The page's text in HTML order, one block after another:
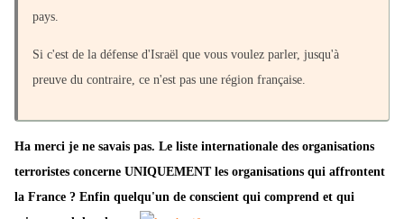
pays.
Si c'est de la défense d'Israël que vous voulez parler, jusqu'à
preuve du contraire, ce n'est pas une région française.
Ha merci je ne savais pas. Le liste internationale des organisations
terroristes concerne UNIQUEMENT les organisations qui affrontent
la France ? Enfin quelqu'un de conscient qui comprend et qui